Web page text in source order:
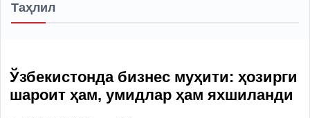
Таҳлил
Ўзбекистонда бизнес муҳити: ҳозирги
шароит ҳам, умидлар ҳам яхшиланди